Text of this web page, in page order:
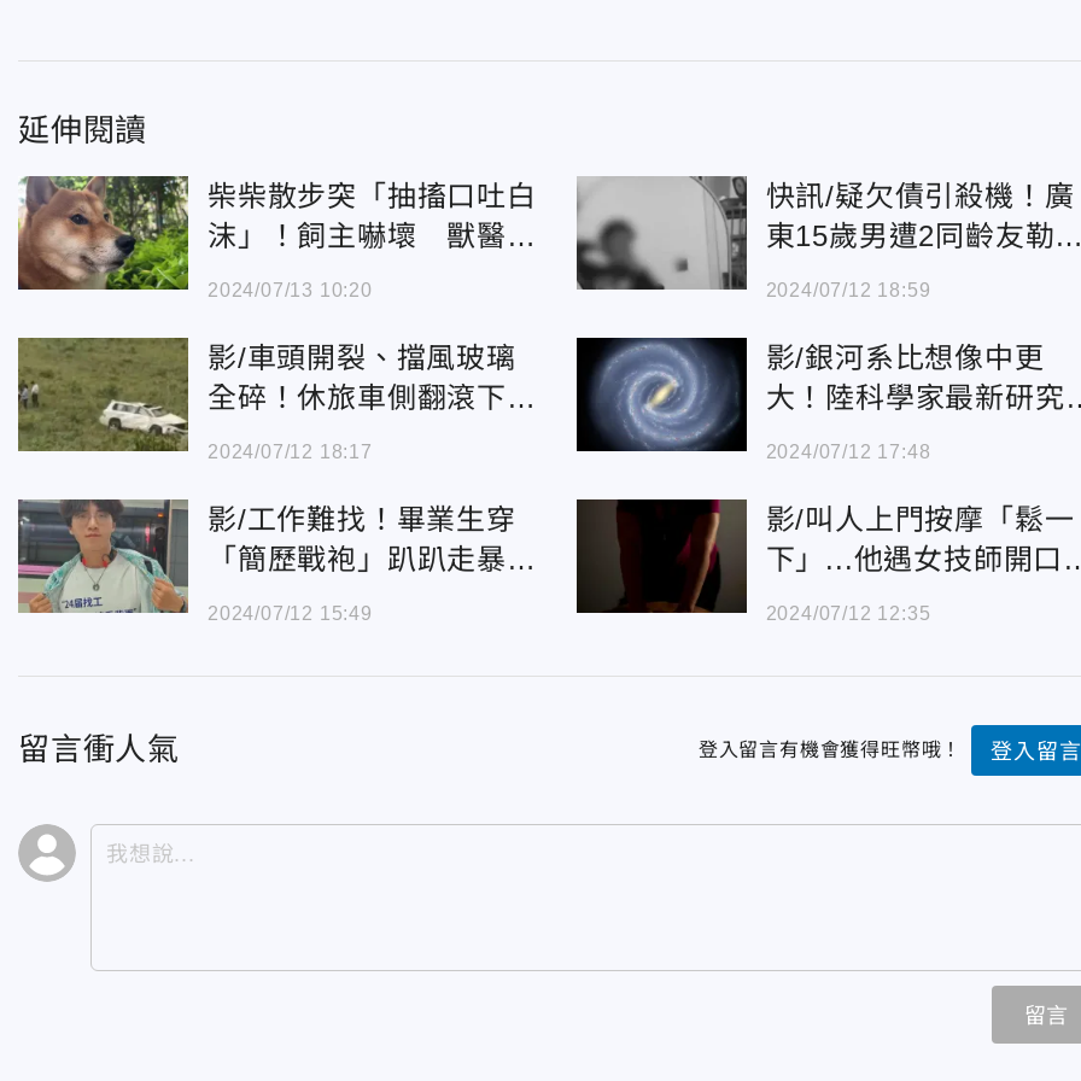
延伸閱讀
柴柴散步突「抽搐口吐白
沫」！飼主嚇壞 獸醫揭
原因網笑翻：中情毒了
2024/07/13 10:20
快訊/疑欠債引殺機！廣
東15歲男遭2同齡友勒
斃 青少年犯罪再掀話
2024/07/12 18:59
影/車頭開裂、擋風玻璃
全碎！休旅車側翻滾下山
致3死4傷 網傳係非法載
2024/07/12 18:17
影/銀河系比想像中更
大！陸科學家最新研究
《自然》
2024/07/12 17:48
影/工作難找！畢業生穿
「簡歷戰袍」趴趴走暴
紅 當事人：已獲offer
2024/07/12 15:49
影/叫人上門按摩「鬆一
下」...他遇女技師開口
包養「1.8萬10天隨叫隨
2024/07/12 12:35
留言衝人氣 登入留言有機會獲得旺幣哦！ 登入留言
留言